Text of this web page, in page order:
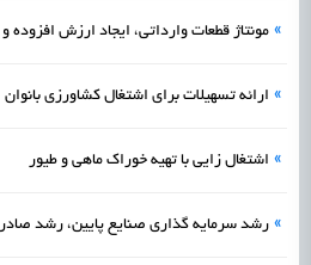
» مونتاژ قطعات وارداتی، ایجاد ارزش افزوده
» ارائه تسهیلات برای اشتغال کشاورزی بانوان
» اشتغال زایی با تهیه خوراک ماهی و طیور
» رشد سرمایه گذاری صنایع پایین، رشد